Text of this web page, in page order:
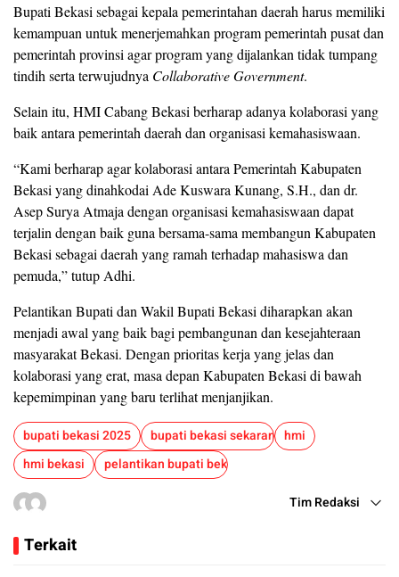
Bupati Bekasi sebagai kepala pemerintahan daerah harus memiliki
kemampuan untuk menerjemahkan program pemerintah pusat dan
pemerintah provinsi agar program yang dijalankan tidak tumpang
tindih serta terwujudnya Collaborative Government.
Selain itu, HMI Cabang Bekasi berharap adanya kolaborasi yang
baik antara pemerintah daerah dan organisasi kemahasiswaan.
“Kami berharap agar kolaborasi antara Pemerintah Kabupaten
Bekasi yang dinahkodai Ade Kuswara Kunang, S.H., dan dr.
Asep Surya Atmaja dengan organisasi kemahasiswaan dapat
terjalin dengan baik guna bersama-sama membangun Kabupaten
Bekasi sebagai daerah yang ramah terhadap mahasiswa dan
pemuda,” tutup Adhi.
Pelantikan Bupati dan Wakil Bupati Bekasi diharapkan akan
menjadi awal yang baik bagi pembangunan dan kesejahteraan
masyarakat Bekasi. Dengan prioritas kerja yang jelas dan
kolaborasi yang erat, masa depan Kabupaten Bekasi di bawah
kepemimpinan yang baru terlihat menjanjikan.
bupati bekasi 2025 bupati bekasi sekarang hmi
hmi bekasi
pelantikan bupati bekasi
Tim Redaksi
Terkait